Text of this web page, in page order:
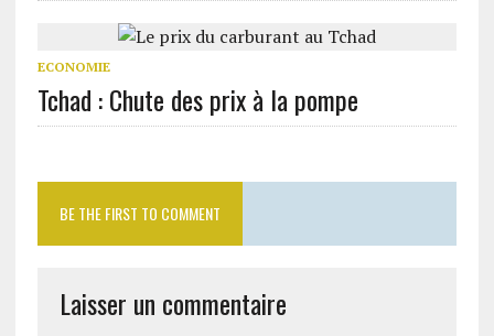
ECONOMIE
Tchad : Chute des prix à la pompe
BE THE FIRST TO COMMENT
Laisser un commentaire